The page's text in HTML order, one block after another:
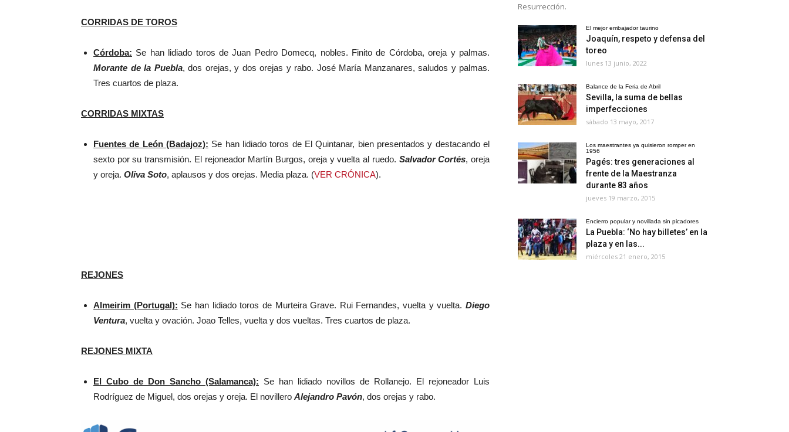
CORRIDAS DE TOROS
Córdoba: Se han lidiado toros de Juan Pedro Domecq, nobles. Finito de Córdoba, oreja y palmas.
Morante de la Puebla, dos orejas, y dos orejas y rabo. José María Manzanares, saludos y palmas.
Tres cuartos de plaza.
CORRIDAS MIXTAS
Fuentes de León (Badajoz): Se han lidiado toros de El Quintanar, bien presentados y destacando el
sexto por su transmisión. El rejoneador Martín Burgos, oreja y vuelta al ruedo. Salvador Cortés, oreja
y oreja. Oliva Soto, aplausos y dos orejas. Media plaza. (VER CRÓNICA).
REJONES
Almeirim (Portugal): Se han lidiado toros de Murteira Grave. Rui Fernandes, vuelta y vuelta.Diego
Ventura, vuelta y ovación. Joao Telles, vuelta y dos vueltas. Tres cuartos de plaza.
REJONES MIXTA
El Cubo de Don Sancho (Salamanca): Se han lidiado novillos de Rollanejo. El rejoneador Luis
Rodríguez de Miguel, dos orejas y oreja. El novillero Alejandro Pavón, dos orejas y rabo.
Resurrección.
El mejor embajador taurino
Joaquín, respeto y defensa del
toreo
lunes 13 junio, 2022
Balance de la Feria de Abril
Sevilla, la suma de bellas
imperfecciones
sábado 13 mayo, 2017
Los maestrantes ya quisieron romper en
1956
Pagés: tres generaciones al
frente de la Maestranza
durante 83 años
jueves 19 marzo, 2015
Encierro popular y novillada sin picadores
La Puebla: ‘No hay billetes’ en la
plaza y en las...
miércoles 21 enero, 2015